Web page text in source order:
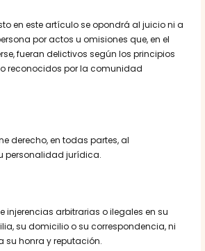
en este artículo se opondrá al juicio ni a
por actos u omisiones que, en el
fueran delictivos según los principios
reconocidos por la comunidad
derecho, en todas partes, al
personalidad jurídica.
injerencias arbitrarias o ilegales en su
su domicilio o su correspondencia, ni
su honra y reputación.